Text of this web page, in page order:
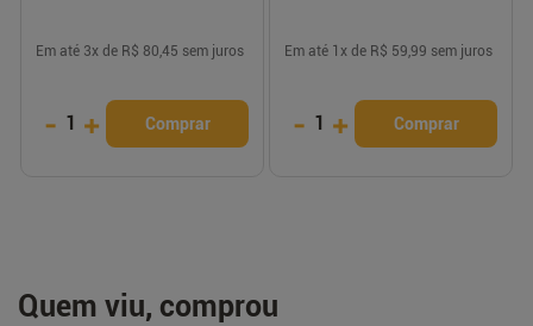
Em até 3x de R$ 80,45 sem juros
- 1 + Comprar
Em até 1 x de R$ 59,99 sem juros
- 1 + Comprar
Quem viu, comprou